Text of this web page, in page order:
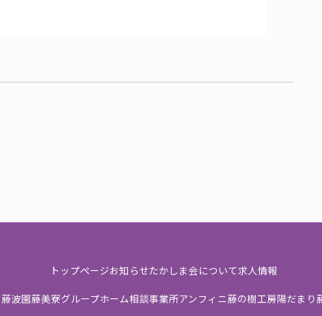
トップページお知らせたかしま会について求人情報
藤波園藤美寮グループホーム相談事業所アンフィニ藤の樹工房陽だまり